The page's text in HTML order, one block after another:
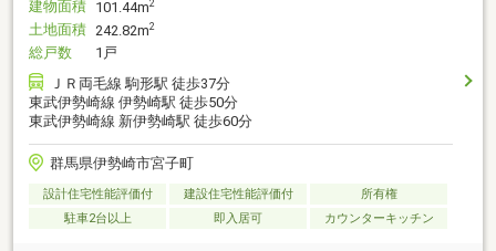
建物面積 101.44m2
土地面積 242.82m2
総戸数
1戸
ＪＲ両毛線 駒形駅 徒歩37分
東武伊勢崎線 伊勢崎駅 徒歩50分
東武伊勢崎線 新伊勢崎駅 徒歩60分
群馬県伊勢崎市宮子町
設計住宅性能評価付 建設住宅性能評価付
所有権
駐車2台以上
即入居可 カウンターキッチン